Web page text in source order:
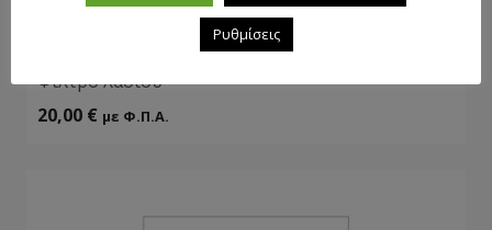
Φίλτρο λαδιού
20,00 € με Φ.Π.Α.
Ρυθμίσεις